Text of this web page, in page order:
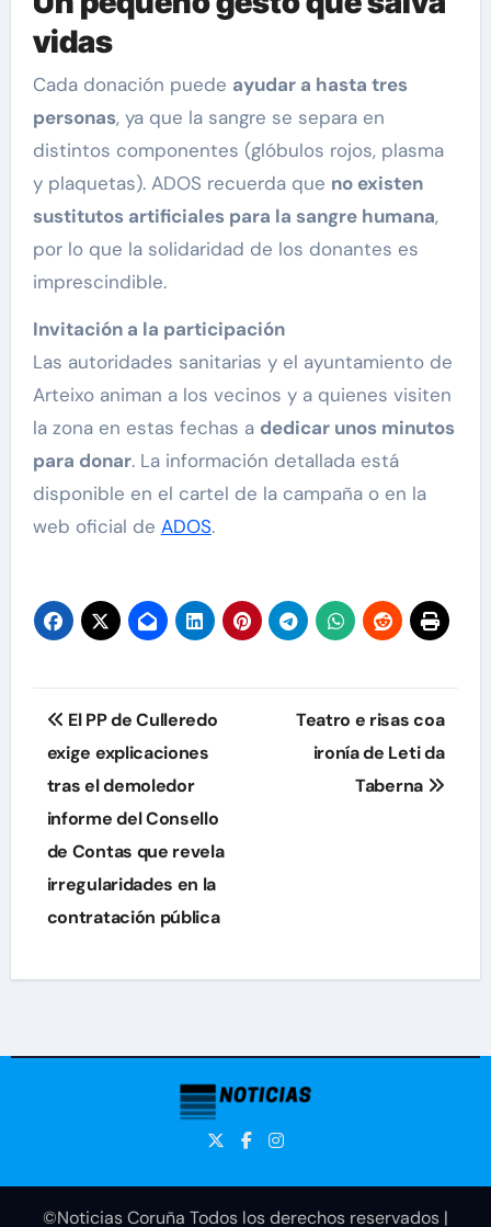
vidas
Cada donación puede ayudar a hasta tres
personas, ya que la sangre se separa en
distintos componentes (glóbulos rojos, plasma
y plaquetas). ADOS recuerda que no existen
sustitutos artificiales para la sangre humana,
por lo que la solidaridad de los donantes es
imprescindible.
Invitación a la participación
Las autoridades sanitarias y el ayuntamiento de
Arteixo animan a los vecinos y a quienes visiten
la zona en estas fechas a dedicar unos minutos
para donar. La información detallada está
disponible en el cartel de la campaña o en la
web oficial de ADOS.
Navegación
de
entradas
El PP de Culleredo
exige explicaciones
tras el demoledor
informe del Consello
de Contas que revela
irregularidades en la
contratación pública
Teatro e risas coa
ironía de Leti da
Taberna
©Noticias Coruña Todos los derechos reservados |